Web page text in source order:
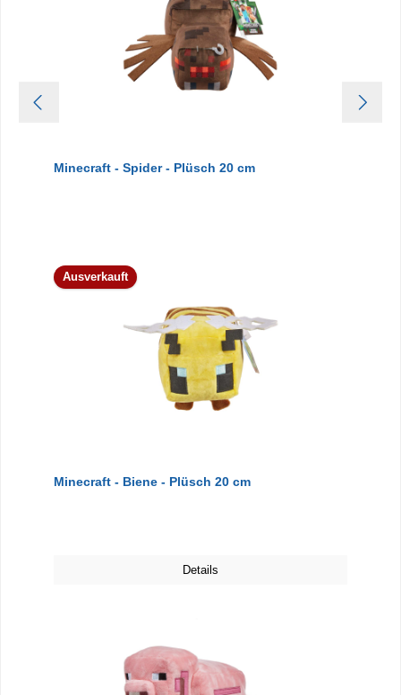
Minecraft - Spider - Plüsch 20 cm
Ausverkauft
Minecraft - Biene - Plüsch 20 cm
Details